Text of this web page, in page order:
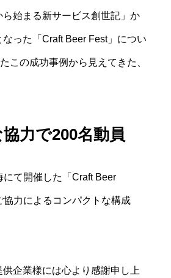
始まる新サービス創世記」か
った「Craft Beer Fest」につい
この成功事例から見えてきた、
力で200名動員
て開催した「Craft Beer
力によるコンパクトな構成
企業様には心より感謝申し上